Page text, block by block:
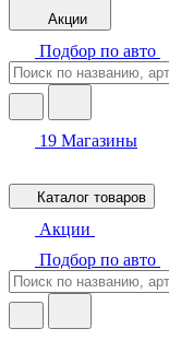
Акции
Подбор по авто
19 Магазины
Каталог товаров
Акции
Подбор по авто